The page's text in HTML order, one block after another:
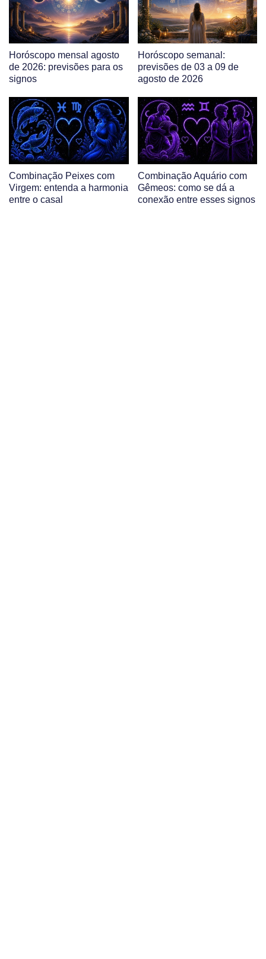
Horóscopo mensal agosto
de 2026: previsões para os
signos
Horóscopo semanal:
previsões de 03 a 09 de
agosto de 2026
Combinação Peixes com
Virgem: entenda a harmonia
entre o casal
Combinação Aquário com
Gêmeos: como se dá a
conexão entre esses signos